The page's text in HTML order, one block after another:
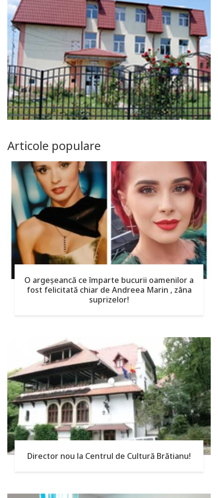
Articole populare
O argeşeancă ce împarte bucurii oamenilor a
fost felicitată chiar de Andreea Marin , zâna
suprizelor!
Director nou la Centrul de Cultură Brătianu!